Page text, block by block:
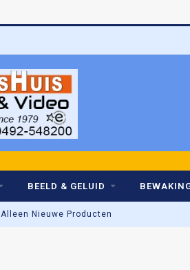
BEELD & GELUID
Alleen Nieuwe Producten